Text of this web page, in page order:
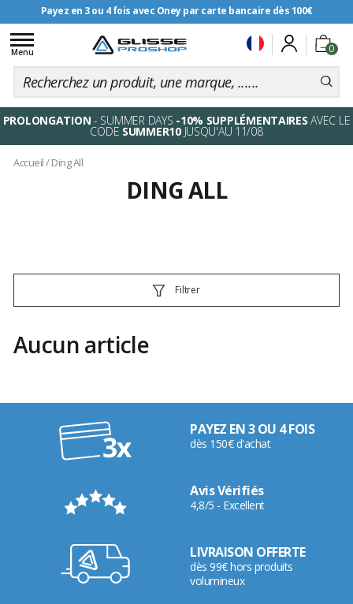
Payez en 3 ou 4 fois avec Oney par carte bancaire dès 100€
Livraison offerte dès 99€
0
Toggle
navigation
Menu
PROLONGATION - SUMMER DAYS -10% SUPPLÉMENTAIRES AVEC LE
CODE SUMMER10JUSQU'AU 11/08
Accueil/Ding All
DING ALL
Filtrer
Aucun article
PAYEZ EN 3 OU 4 FOIS
dès 150€ d'achat
Avis Vérifiés
4,8/5 - Excellent
LIVRAISON OFFERTE
dès 99€ hors produits
volumineux